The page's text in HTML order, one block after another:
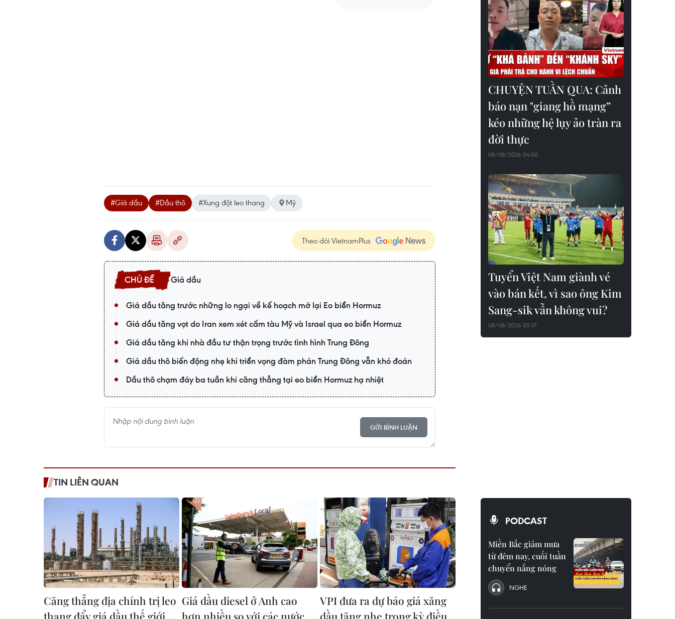
#Giá dầu #Dầu thô #Xung đột leo thang Mỹ
Theo dõi VietnamPlus
Giá dầu
Giá dầu tăng trước những lo ngại về kế hoạch mở lại Eo biển Hormuz
Giá dầu tăng vọt do Iran xem xét cấm tàu Mỹ và Israel qua eo biển Hormuz
Giá dầu tăng khi nhà đầu tư thận trọng trước tình hình Trung Đông
Giá dầu thô biến động nhẹ khi triển vọng đàm phán Trung Đông vẫn khó đoán
Dầu thô chạm đáy ba tuần khi căng thẳng tại eo biển Hormuz hạ nhiệt
GỬI BÌNH LUẬN
TIN LIÊN QUAN
Căng thẳng địa chính trị leo
thang đẩy giá dầu thế giới
Giá dầu diesel ở Anh cao
hơn nhiều so với các nước
VPI đưa ra dự báo giá xăng
dầu tăng nhẹ trong kỳ điều
CHUYỆN TUẦN QUA: Cảnh
báo nạn "giang hồ mạng”
kéo những hệ lụy ảo tràn ra
đời thực
08/08/2026 04:00
Tuyển Việt Nam giành vé
vào bán kết, vì sao ông Kim
Sang-sik vẫn không vui?
08/08/2026 03:37
PODCAST
Miền Bắc giảm mưa
từ đêm nay, cuối tuần
chuyển nắng nóng
NGHE